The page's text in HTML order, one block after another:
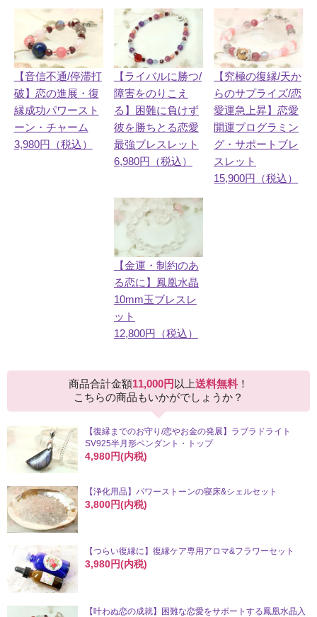
【音信不通/停滞打
破】恋の進展・復
縁成功パワースト
ーン・チャーム
3,980円（税込）
【ライバルに勝つ/
障害をのりこえ
る】困難に負けず
彼を勝ちとる恋愛
最強ブレスレット
6,980円（税込）
【究極の復縁/天か
らのサプライズ/恋
愛運急上昇】恋愛
開運プログラミン
グ・サポートブレ
スレット
15,900円（税込）
【金運・制約のあ
る恋に】鳳凰水晶
10mm玉ブレスレ
ット
12,800円（税込）
商品合計金額11,000円 以上送料無料 ！
こちらの商品もいかがでしょうか？
【復縁までのお守り/恋やお金の発展】ラブラドライト
SV925半月形ペンダント・トップ
4,980円(内税)
【浄化用品】パワーストーンの寝床&シェルセット
3,800円(内税)
【つらい復縁に】復縁ケア専用アロマ&フラワーセット
3,980円(内税)
【叶わぬ恋の成就】困難な恋愛をサポートする鳳凰水晶入